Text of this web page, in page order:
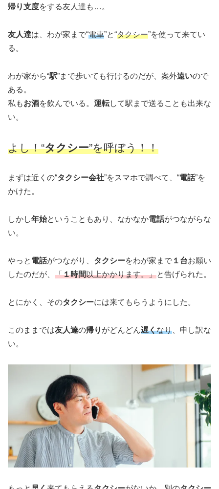
帰り支度をする友人達も…。
友人達は、わが家まで“電車”と“タクシー”を使って来てい
る。
わが家から“駅”まで歩いても行けるのだが、案外遠いので
ある。
私もお酒を飲んでいる。 運転して駅まで送ることも出来な
い。
よし！“タクシー”を呼ぼう！！
まずは近くの“タクシー会社”をスマホで調べて、“電話”を
かけた。
しかし年始ということもあり、なかなか電話がつながらな
い。
やっと 電話がつながり、 タクシーをわが家まで １台お願い
したのだが、 「１時間以上かかります。」と告げられた。
とにかく、そのタクシーには来てもらうようにした。
このままでは友人達の帰り がどんどん遅くなり 、申し訳な
い。